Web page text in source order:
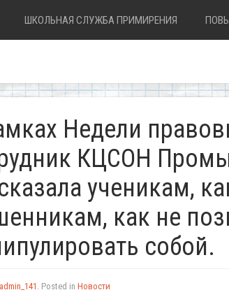
ШКОЛЬНАЯ СЛУЖБА ПРИМИРЕНИЯ
Недели
КЦСОН
ученикам,
как не
собой.
admin_141 . Posted in Новости